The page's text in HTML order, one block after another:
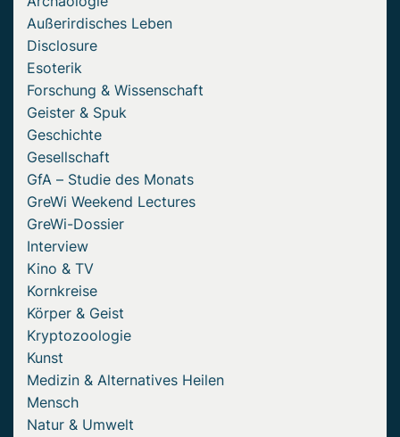
Außerirdisches Leben
Disclosure
Esoterik
Forschung & Wissenschaft
Geister & Spuk
Geschichte
Gesellschaft
GfA – Studie des Monats
GreWi Weekend Lectures
GreWi-Dossier
Interview
Kino & TV
Kornkreise
Körper & Geist
Kryptozoologie
Kunst
Medizin & Alternatives Heilen
Mensch
Natur & Umwelt